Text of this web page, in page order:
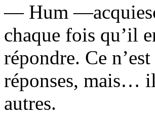
— Hum
chaque fois qu’il
répondre. Ce
réponses, mais…
autres.